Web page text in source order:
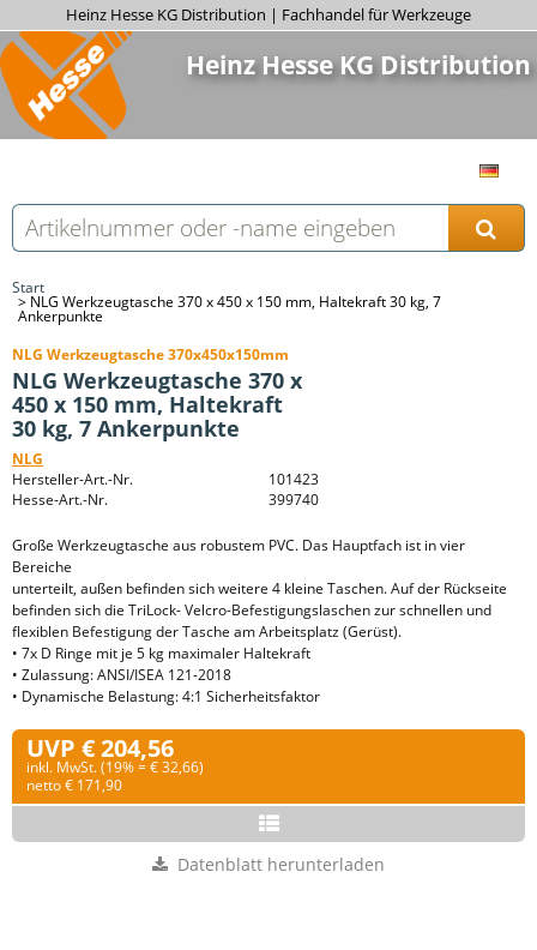
Heinz Hesse KG Distribution | Fachhandel für Werkzeuge
Heinz Hesse KG Distribution
Start
NLG Werkzeugtasche 370 x 450 x 150 mm, Haltekraft 30 kg, 7
Ankerpunkte
NLG Werkzeugtasche 370x450x150mm
NLG Werkzeugtasche 370 x
450 x 150 mm, Haltekraft
30 kg, 7 Ankerpunkte
NLG
Hersteller-Art.-Nr.
101423
Hesse-Art.-Nr.
399740
Große Werkzeugtasche aus robustem PVC. Das Hauptfach ist in vier
Bereiche
unterteilt, außen befinden sich weitere 4 kleine Taschen. Auf der Rückseite
befinden sich die TriLock- Velcro-Befestigungslaschen zur schnellen und
flexiblen Befestigung der Tasche am Arbeitsplatz (Gerüst).
• 7x D Ringe mit je 5 kg maximaler Haltekraft
• Zulassung: ANSI/ISEA 121-2018
• Dynamische Belastung: 4:1 Sicherheitsfaktor
UVP € 204,56
inkl. MwSt. (19% = € 32,66)
netto € 171,90
Datenblatt herunterladen